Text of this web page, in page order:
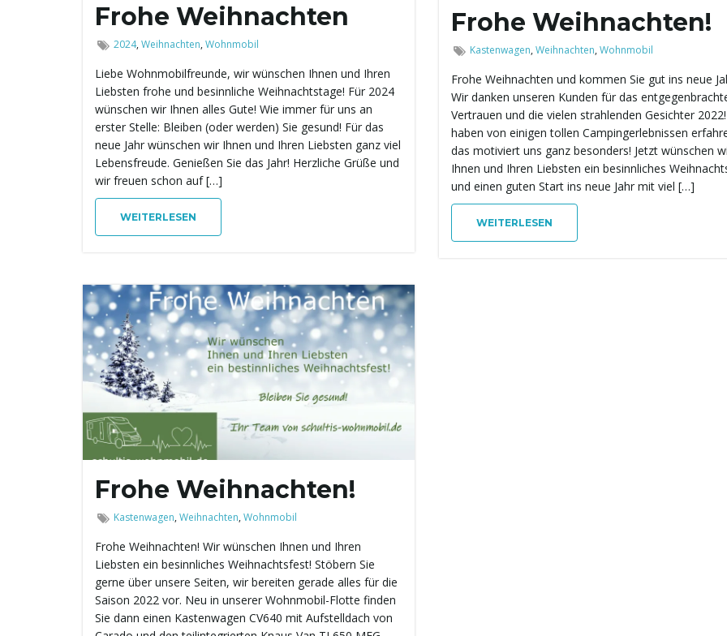
Frohe Weihnachten
2024,Weihnachten,Wohnmobil
Liebe Wohnmobilfreunde, wir wünschen Ihnen und Ihren
Liebsten frohe und besinnliche Weihnachtstage! Für 2024
wünschen wir Ihnen alles Gute! Wie immer für uns an
erster Stelle: Bleiben (oder werden) Sie gesund! Für das
neue Jahr wünschen wir Ihnen und Ihren Liebsten ganz viel
Lebensfreude. Genießen Sie das Jahr! Herzliche Grüße und
wir freuen schon auf […]
WEITERLESEN
Frohe Weihnachten!
Kastenwagen,Weihnachten,Wohnmobil
Frohe Weihnachten und kommen Sie gut ins neue
Wir danken unseren Kunden für das
Vertrauen und die vielen strahlenden Gesichter
haben von einigen tollen Campingerlebnissen
das motiviert uns ganz besonders! Jetzt wünschen
Ihnen und Ihren Liebsten ein besinnliches
und einen guten Start ins neue Jahr mit viel […]
WEITERLESEN
Frohe Weihnachten!
Kastenwagen,Weihnachten,Wohnmobil
Frohe Weihnachten! Wir wünschen Ihnen und Ihren
Liebsten ein besinnliches Weihnachtsfest! Stöbern Sie
gerne über unsere Seiten, wir bereiten gerade alles für die
Saison 2022 vor. Neu in unserer Wohnmobil-Flotte finden
Sie dann einen Kastenwagen CV640 mit Aufstelldach von